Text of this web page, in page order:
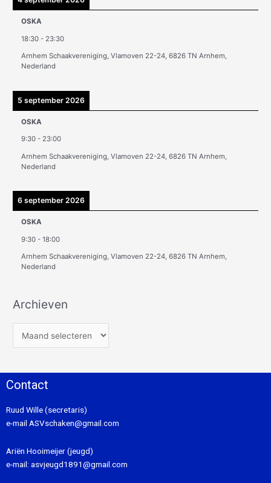
OSKA
18:30 - 23:30
Arnhem Schaakvereniging, Vlamoven 22-24, 6826 TN Arnhem,
Nederland
5 september 2026
OSKA
9:30 - 23:00
Arnhem Schaakvereniging, Vlamoven 22-24, 6826 TN Arnhem,
Nederland
6 september 2026
OSKA
9:30 -18:00
Arnhem Schaakvereniging, Vlamoven 22-24, 6826 TN Arnhem,
Nederland
Archieven
e
Contact
Ruud Wille (secretaris)
e-mail ASVschaken@gmail.com
Ariën Hooimeijer (jeugd)
e-mail: asvjeugd1891@gmail.com